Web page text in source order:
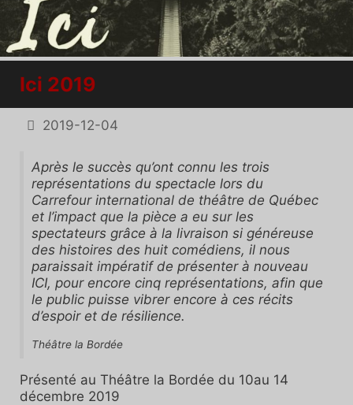
Ici 2019
2019-12-04
Après le succès qu’ont connu les trois
représentations du spectacle lors du
Carrefour international de théâtre de Québec
et l’impact que la pièce a eu sur les
spectateurs grâce à la livraison si généreuse
des histoires des huit comédiens, il nous
paraissait impératif de présenter à nouveau
ICI, pour encore cinq représentations, afin que
le public puisse vibrer encore à ces récits
d’espoir et de résilience.
Théâtre la Bordée
Présenté au Théâtre la Bordée du 10au 14
décembre 2019